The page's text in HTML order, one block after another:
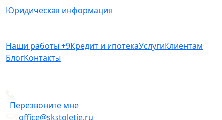
Юридическая информация
Наши работы +9Кредит и ипотекаУслугиКлиентам
БлогКонтакты
Перезвоните мне
office@skstoletie.ru